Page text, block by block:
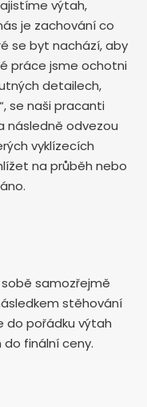
výtah,
je zachování co
se byt nachází, aby
práce jsme ochotni
detailech,
se naši pracanti
následně odvezou
vyklízecích
na průběh nebo
samozřejmě
stěhování
do pořádku výtah
finální ceny.